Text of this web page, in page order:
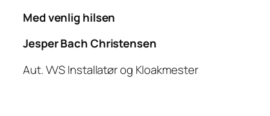
Med venlig hilsen
Jesper Bach Christensen
Aut. VVS Installatør og Kloakmester